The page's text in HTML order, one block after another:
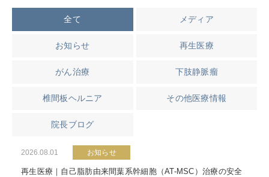
全て メディア
お知らせ 再生医療
がん治療 下肢静脈瘤
椎間板ヘルニア その他医療情報
院長ブログ
2026.08.01 お知らせ
再生医療｜自己脂肪由来間葉系幹細胞（AT-MSC）治療の安全